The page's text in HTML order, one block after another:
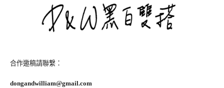
合作邀稿請聯繫：
dongandwilliam@gmail.com